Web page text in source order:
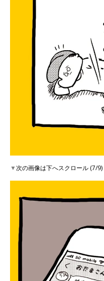
▼次の画像は下へスクロール (7/9)